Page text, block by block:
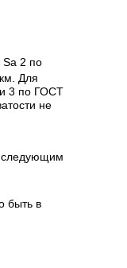
Sa 2 по
Для
3 по ГОСТ
не
быть в